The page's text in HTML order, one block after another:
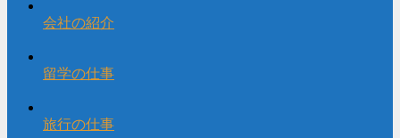
会社の紹介
留学の仕事
旅行の仕事